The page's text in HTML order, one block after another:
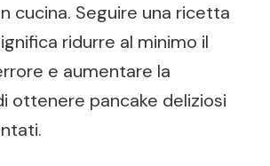
cucina. Seguire una ricetta
ridurre al minimo il
e aumentare la
ottenere pancake deliziosi